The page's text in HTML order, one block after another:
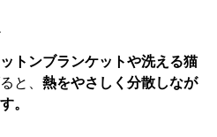
トンブランケットや洗える猫
と、 熱をやさしく分散しなが
。